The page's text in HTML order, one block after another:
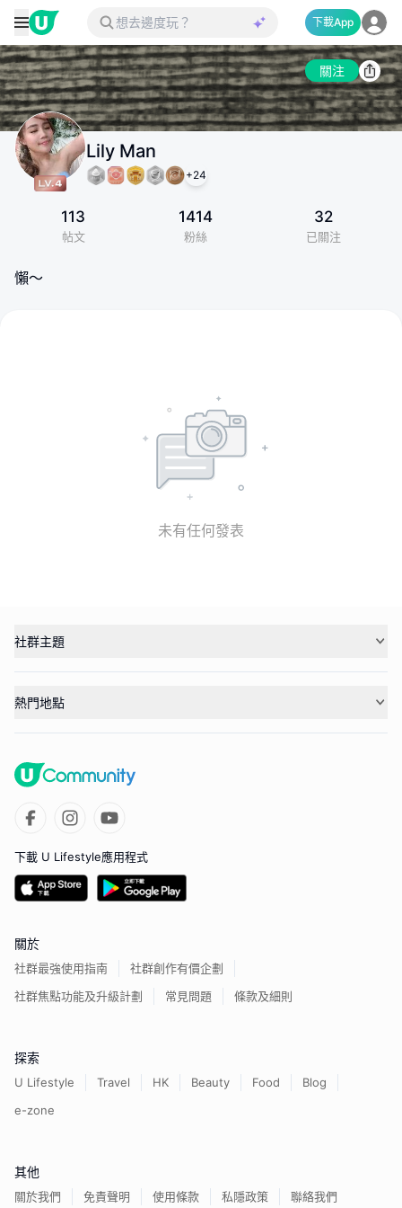
下載App
關注
Lily Man
+24
113
帖文
1414
粉絲
32
已關注
懶～
未有任何發表
社群主題
熱門地點
下載 U Lifestyle應用程式
關於
社群最強使用指南
社群創作有價企劃
社群焦點功能及升級計劃
常見問題 條款及細則
探索
U Lifestyle Travel HK Beauty Food
Blog
e-zone
其他
關於我們 免責聲明 使用條款 私隱政策 聯絡我們